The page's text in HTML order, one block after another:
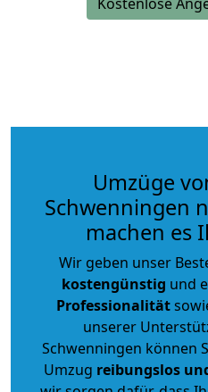
Umzüge
Schwenningen
machen es
Wir geben unser
kostengünstig und
Professionalität
unserer
Schwenningen können
Umzug reibungslos